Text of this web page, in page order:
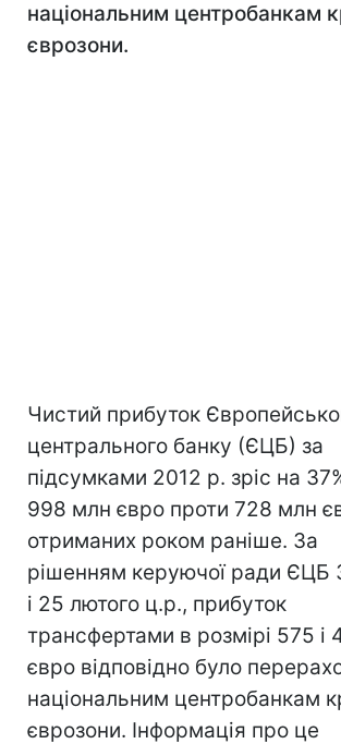
національним центробанкам
єврозони.
Чистий прибуток
центрального банку (ЄЦБ) за
підсумками 2012 р. зріс на
998 млн євро проти 728 млн
отриманих роком раніше. За
рішенням керуючої ради ЄЦБ
і 25 лютого ц.р., прибуток
трансфертами в розмірі 575 і
євро відповідно було
національним центробанкам
єврозони. Інформація про це